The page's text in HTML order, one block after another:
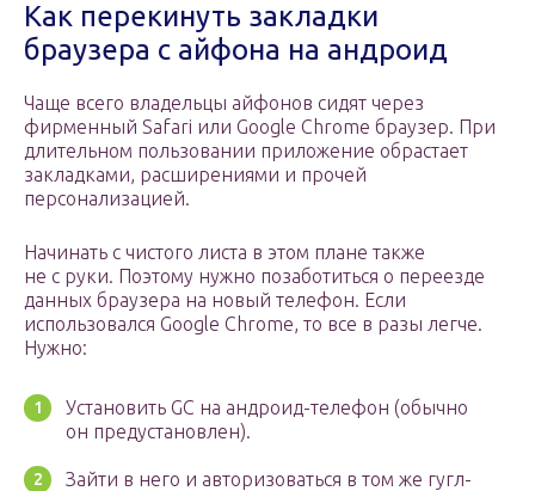
Как перекинуть закладки
браузера с айфона на андроид
Чаще всего владельцы айфонов сидят через
фирменный Safari или Google Chrome браузер. При
длительном пользовании приложение обрастает
закладками, расширениями и прочей
персонализацией.
Начинать с чистого листа в этом плане также
не с руки. Поэтому нужно позаботиться о переезде
данных браузера на новый телефон. Если
использовался Google Chrome, то все в разы легче.
Нужно:
Установить GC на андроид-телефон (обычно
он предустановлен).
Зайти в него и авторизоваться в том же гугл-